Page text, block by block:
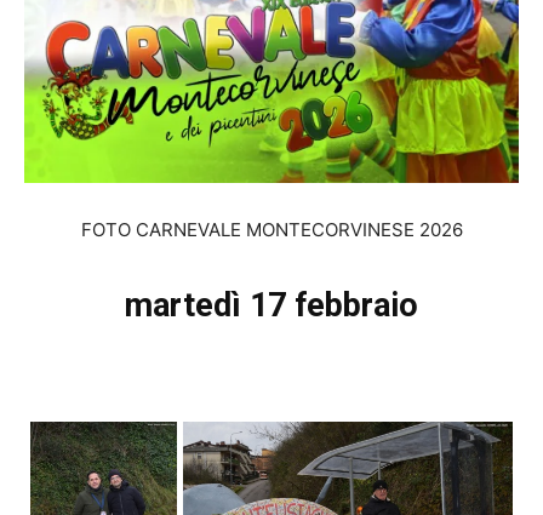
FOTO CARNEVALE MONTECORVINESE 2026
martedì 17 febbraio